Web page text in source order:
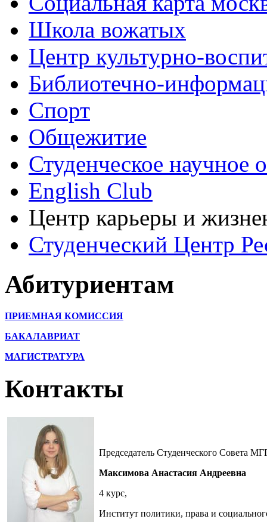
Школа вожатых
Центр культурно-
Библиотечно-
Спорт
Общежитие
Студенческое научное
English Club
Центр карьеры и
Студенческий Центр
Абитуриентам
ПРИЕМНАЯ КОМИССИЯ
БАКАЛАВРИАТ
МАГИСТРАТУРА
Контакты
Председатель Студенческого Совета
Максимова Анастасия Андреевна
4 курс,
Институт политики, права и